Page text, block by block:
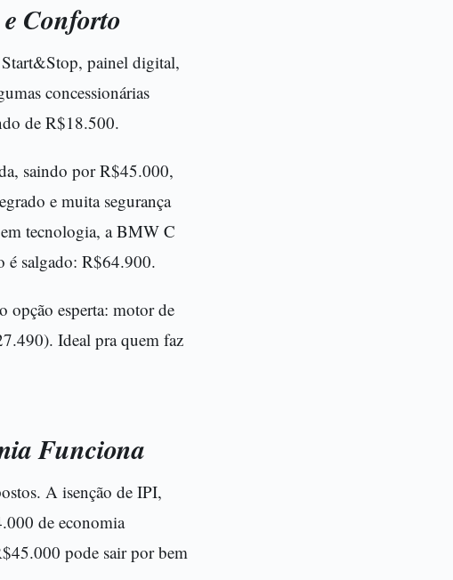
Conforto
painel digital,
concessionárias
de R$18.500.
saindo por R$45.000,
e muita segurança
tecnologia, a BMW C
é salgado: R$64.900.
opção esperta: motor de
Ideal pra quem faz
Funciona
A isenção de IPI,
de economia
pode sair por bem